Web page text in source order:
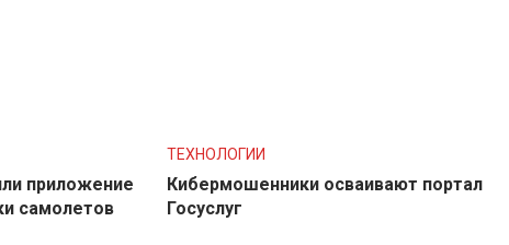
приложение
самолетов
ТЕХНОЛОГИИ
Кибермошенники осваивают портал
Госуслуг